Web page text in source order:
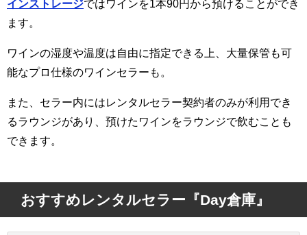
インストレージではワインを1本90円から預けることができ
ます。
ワインの湿度や温度は自由に指定できる上、大量保管も可
能なプロ仕様のワインセラーも。
また、セラー内にはレンタルセラー契約者のみが利用でき
るラウンジがあり、預けたワインをラウンジで飲むことも
できます。
おすすめレンタルセラー『Day倉庫』